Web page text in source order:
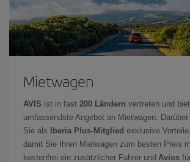
Mietwagen
AVIS ist in fast 200 Ländern vertreten und
umfassendste Angebot an Mietwagen.
Sie als
Iberia Plus-Mitglied exklusive
damit Sie Ihren Mietwagen zum besten Preis
kostenfrei ein zusätzlicher Fahrer und Avios